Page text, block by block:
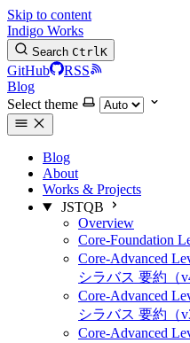
Skip to content
Indigo Works
Search CtrlK
GitHub
RSS
Blog
Select theme
Blog
About
Works & Projects
JSTQB
Overview
Core-Foundation
Core-Advanced
シラバス 要約（
Core-Advanced
シラバス 要約（
Core-Advanced